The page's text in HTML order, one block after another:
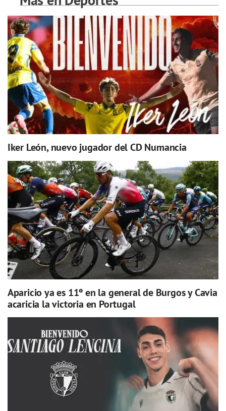
Iker León, nuevo jugador del CD Numancia
Aparicio ya es 11º en la general de Burgos y Cavia
acaricia la victoria en Portugal